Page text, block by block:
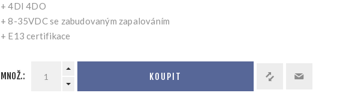
+ 4DI 4DO
+ 8-35VDC se zabudovaným zapalováním
+ E13 certifikace
MNOŽ.: KOUPIT